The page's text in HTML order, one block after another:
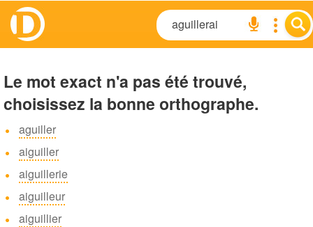
Le mot exact n'a pas été trouvé,
choisissez la bonne orthographe.
aguiller
aiguiller
aiguillerie
aiguilleur
aiguillier